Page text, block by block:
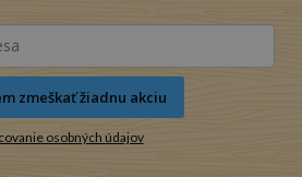
zmeškať žiadnu akciu
osobných údajov